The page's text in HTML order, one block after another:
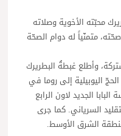
محبّته الأخوية وصلاته
متمنّياً له دوام الصحّة
وأطلع غبطةُ البطريرك
اليوبيلية إلى روما في
الجديد لاون الرابع
السرياني. كما جرى
الشرق الأوسط.